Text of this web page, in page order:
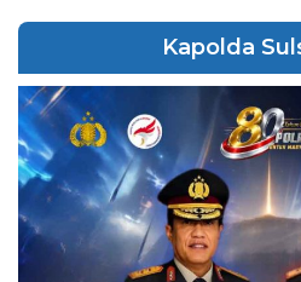
Kapolda